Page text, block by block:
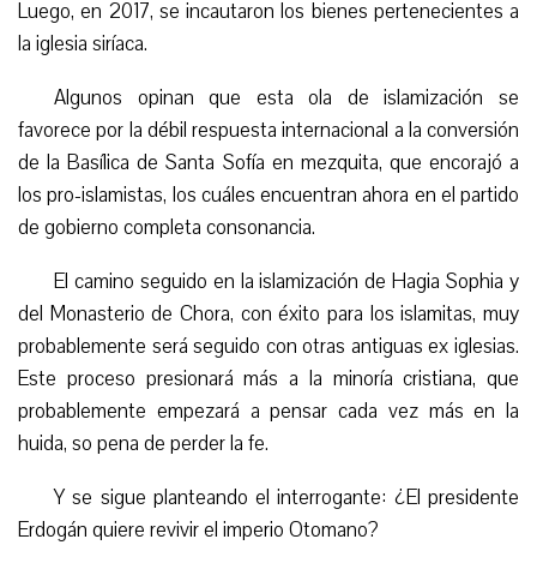
Luego, en 2017, se incautaron los bienes pertenecientes a
la iglesia siríaca.
Algunos opinan que esta ola de islamización se
favorece por la débil respuesta internacional a la conversión
de la Basílica de Santa Sofía en mezquita, que encorajó a
los pro-islamistas, los cuáles encuentran ahora en el partido
de gobierno completa consonancia.
El camino seguido en la islamización de Hagia Sophia y
del Monasterio de Chora, con éxito para los islamitas, muy
probablemente será seguido con otras antiguas ex iglesias.
Este proceso presionará más a la minoría cristiana, que
probablemente empezará a pensar cada vez más en la
huida, so pena de perder la fe.
Y se sigue planteando el interrogante: ¿El presidente
Erdogán quiere revivir el imperio Otomano?